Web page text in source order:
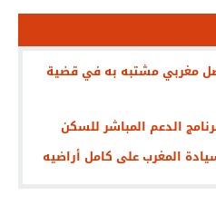
مغربي مشتبه به في قضية
الدعم المباشر للسكن
المغرب على كامل أراضيه